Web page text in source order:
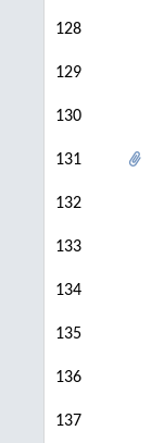
128
129
130
131
132
133
134
135
136
137